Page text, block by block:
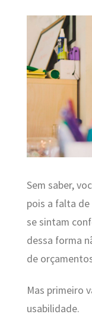
Sem saber,
pois a falta
se sintam
dessa forma
de
Mas primeiro
usabilidade.